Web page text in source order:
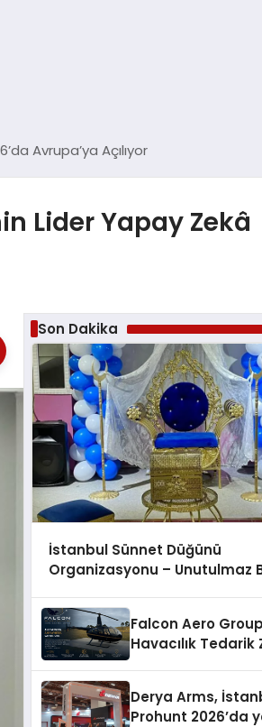
Avrupa’ya Açılıyor
Lider Yapay Zekâ
Son Dakika
İstanbul Sünnet Düğünü
Organizasyonu – Unutulmaz
Falcon Aero
Havacılık
Derya Arms,
Prohunt 2026’da